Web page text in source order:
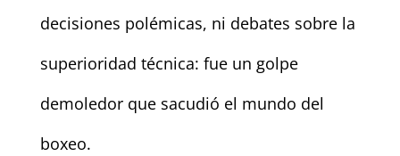
decisiones polémicas, ni debates sobre la
superioridad técnica: fue un golpe
demoledor que sacudió el mundo del
boxeo.